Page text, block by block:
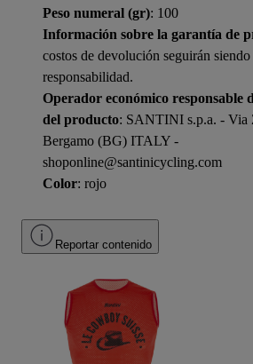
Peso numeral (gr): 100
Información sobre la garantía de
costos de devolución seguirán siendo
responsabilidad.
Operador económico responsable
del producto: SANTINI s.p.a. - Via
Bergamo (BG) ITALY -
shoponline@santinicycling.com
Color: rojo
Reportar contenido